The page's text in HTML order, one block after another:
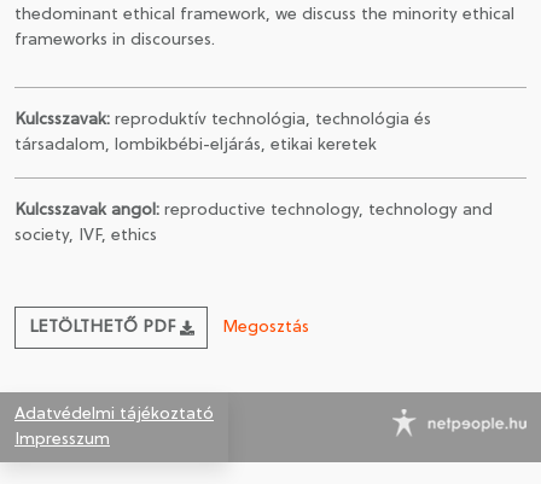
thedominant ethical framework, we discuss the minority ethical
frameworks in discourses.
Kulcsszavak: reproduktív technológia, technológia és
társadalom, lombikbébi-eljárás, etikai keretek
Kulcsszavak angol: reproductive technology, technology and
society, IVF, ethics
LETÖLTHETŐ PDF Megosztás
Adatvédelmi tájékoztató
Impresszum